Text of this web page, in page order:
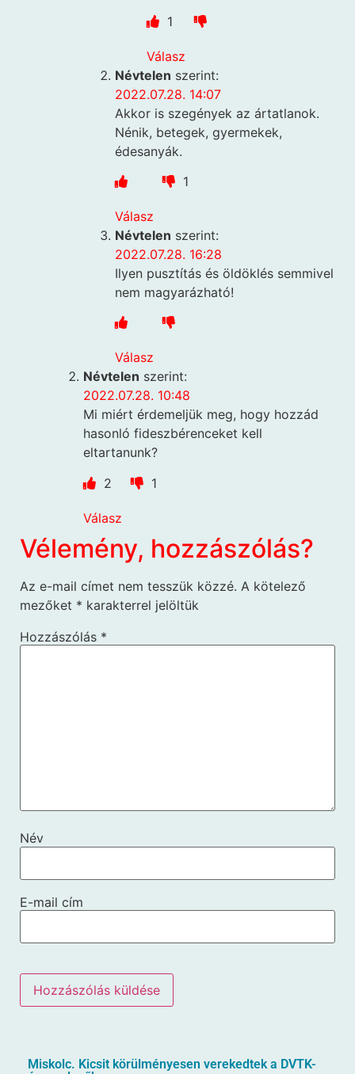
1
Válasz
Névtelen szerint:
2022.07.28. 14:07
Akkor is szegények az ártatlanok.
Nénik, betegek, gyermekek,
édesanyák.
1
Válasz
Névtelen szerint:
2022.07.28. 16:28
Ilyen pusztítás és öldöklés semmivel
nem magyarázható!
Válasz
Névtelen szerint:
2022.07.28. 10:48
Mi miért érdemeljük meg, hogy hozzád
hasonló fideszbérenceket kell
eltartanunk?
2
1
Válasz
Vélemény, hozzászólás?
Az e-mail címet nem tesszük közzé. A kötelező
mezőket * karakterrel jelöltük
Hozzászólás *
Név
E-mail cím
Miskolc. Kicsit körülményesen verekedtek a DVTK-